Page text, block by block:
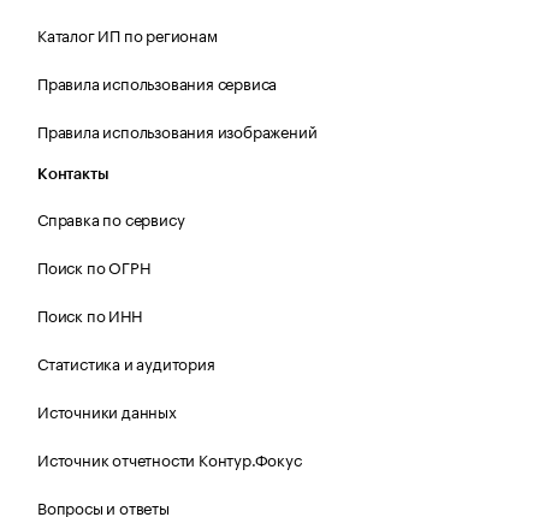
Каталог ИП по регионам
Правила использования сервиса
Правила использования изображений
Контакты
Справка по сервису
Поиск по ОГРН
Поиск по ИНН
Статистика и аудитория
Источники данных
Источник отчетности Контур.Фокус
Вопросы и ответы